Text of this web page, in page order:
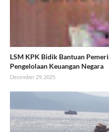
LSM KPK Bidik Bantuan
Pengelolaan Keuangan Negara
December 29, 2025